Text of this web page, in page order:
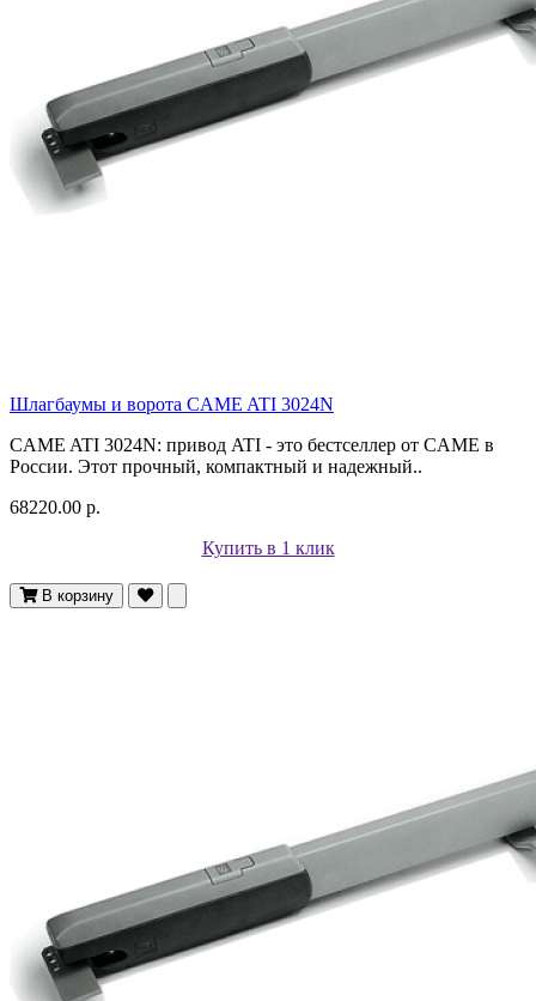
Шлагбаумы и ворота CAME ATI 3024N
CAME ATI 3024N: привод ATI - это бестселлер от CAME в
России. Этот прочный, компактный и надежный..
68220.00 р.
Купить в 1 клик
В корзину